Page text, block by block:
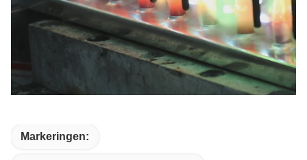
Markeringen: